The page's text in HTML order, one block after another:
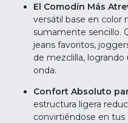
El Comodín Más
versátil base en color
sumamente sencillo.
jeans favoritos,
de mezclilla,
onda.
Confort Absoluto
estructura ligera
convirtiéndose en tus